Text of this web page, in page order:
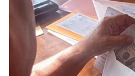
Sức khỏe
Dinh dưỡng - món ngon
Cây thuốc
Sản phụ khoa
Nhi khoa